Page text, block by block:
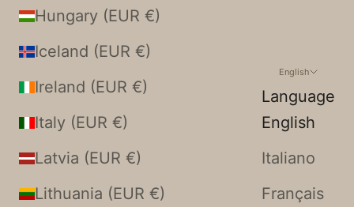
Hungary (EUR €)
Iceland (EUR €)
Ireland (EUR €)
Italy (EUR €)
Latvia (EUR €)
Lithuania (EUR €)
English
Language
English
Italiano
Français